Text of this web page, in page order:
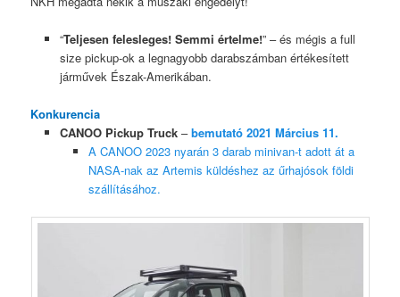
“Teljesen felesleges! Semmi értelme!” – és mégis a full
size pickup-ok a legnagyobb darabszámban értékesített
járművek Észak-Amerikában.
Konkurencia
CANOO Pickup Truck–bemutató 2021 Március 11.
A CANOO 2023 nyarán 3 darab minivan-t adott át a
NASA-nak az Artemis küldéshez az űrhajósok földi
szállításához.